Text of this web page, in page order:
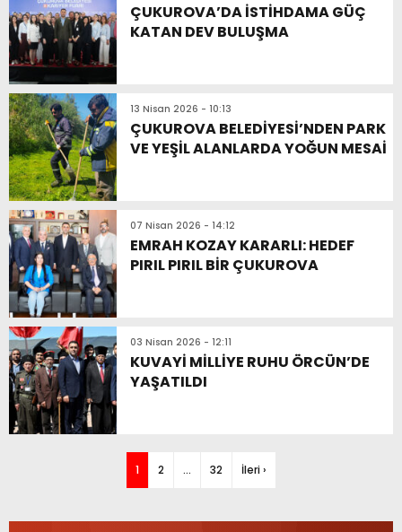
ÇUKUROVA’DA İSTİHDAMA GÜÇ
KATAN DEV BULUŞMA
13 Nisan 2026 - 10:13
ÇUKUROVA BELEDİYESİ’NDEN PARK
VE YEŞİL ALANLARDA YOĞUN MESAİ
07 Nisan 2026 - 14:12
EMRAH KOZAY KARARLI: HEDEF
PIRIL PIRIL BİR ÇUKUROVA
03 Nisan 2026 - 12:11
KUVAYİ MİLLİYE RUHU ÖRCÜN’DE
YAŞATILDI
1 2 … 32 İleri ›